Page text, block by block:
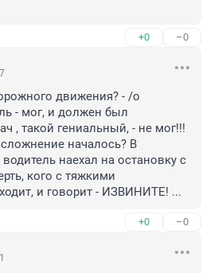
+0 –0
движения? - /о
- мог, и должен был
, такой гениальный, - не мог!!!
началось? В
наехал на остановку с
кого с тяжкими
и говорит - ИЗВИНИТЕ! ...
+0 –0